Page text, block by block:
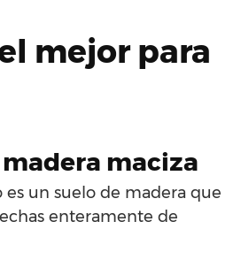
mejor para
maciza
un suelo de madera que
enteramente de